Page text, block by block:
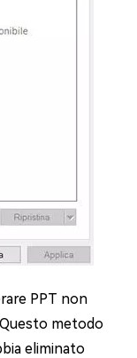
PPT non
metodo
eliminato